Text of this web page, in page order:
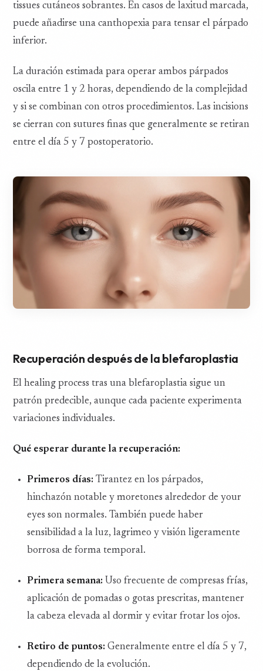
tissues cutáneos sobrantes. En casos de laxitud marcada,
puede añadirse una canthopexia para tensar el párpado
inferior.
La duración estimada para operar ambos párpados
oscila entre 1 y 2 horas, dependiendo de la complejidad
y si se combinan con otros procedimientos. Las incisions
se cierran con sutures finas que generalmente se retiran
entre el día 5 y 7 postoperatorio.
Recuperación después de la blefaroplastia
El healing process tras una blefaroplastia sigue un
patrón predecible, aunque cada paciente experimenta
variaciones individuales.
Qué esperar durante la recuperación:
Primeros días: Tirantez en los párpados,
hinchazón notable y moretones alrededor de your
eyes son normales. También puede haber
sensibilidad a la luz, lagrimeo y visión ligeramente
borrosa de forma temporal.
Primera semana: Uso frecuente de compresas frías,
aplicación de pomadas o gotas prescritas, mantener
la cabeza elevada al dormir y evitar frotar los ojos.
Retiro de puntos: Generalmente entre el día 5 y 7,
dependiendo de la evolución.